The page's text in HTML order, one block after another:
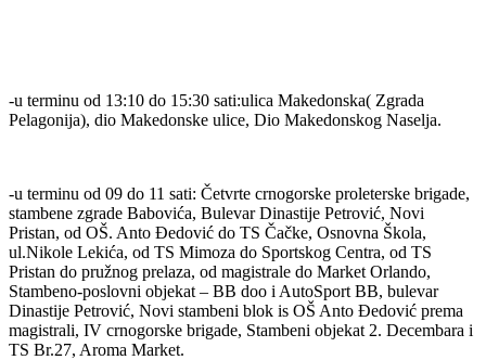
-u terminu od 13:10 do 15:30 sati:ulica Makedonska( Zgrada
Pelagonija), dio Makedonske ulice, Dio Makedonskog Naselja.
-u terminu od 09 do 11 sati: Četvrte crnogorske proleterske brigade,
stambene zgrade Babovića, Bulevar Dinastije Petrović, Novi
Pristan, od OŠ. Anto Đedović do TS Čačke, Osnovna Škola,
ul.Nikole Lekića, od TS Mimoza do Sportskog Centra, od TS
Pristan do pružnog prelaza, od magistrale do Market Orlando,
Stambeno-poslovni objekat – BB doo i AutoSport BB, bulevar
Dinastije Petrović, Novi stambeni blok is OŠ Anto Đedović prema
magistrali, IV crnogorske brigade, Stambeni objekat 2. Decembara i
TS Br.27, Aroma Market.